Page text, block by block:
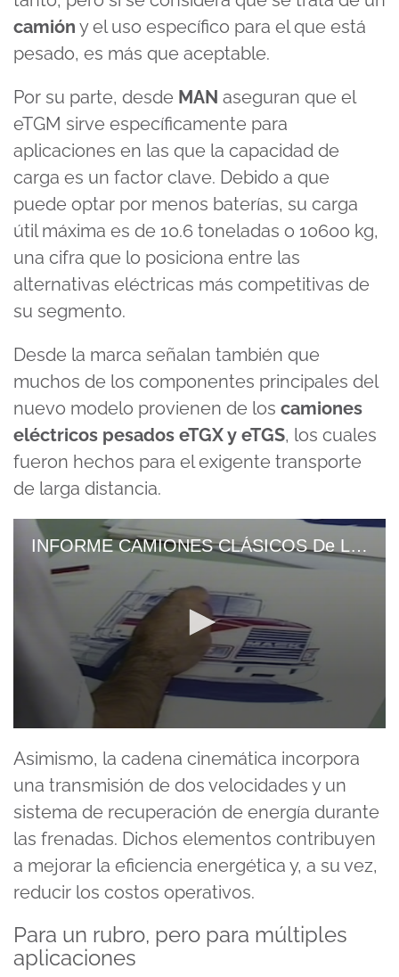
camión y el uso específico para el que está
pesado, es más que aceptable.
Por su parte, desde MAN aseguran que el
eTGM sirve específicamente para
aplicaciones en las que la capacidad de
carga es un factor clave. Debido a que
puede optar por menos baterías, su carga
útil máxima es de 10.6 toneladas o 10600 kg,
una cifra que lo posiciona entre las
alternativas eléctricas más competitivas de
su segmento.
Desde la marca señalan también que
muchos de los componentes principales del
nuevo modelo provienen de los camiones
eléctricos pesados eTGX y eTGS, los cuales
fueron hechos para el exigente transporte
de larga distancia.
INFORME CAMIONES CLÁSICOS De Los 80 De ESTADOS UNIDOS
seconds
of
minutes,
9
seconds
Asimismo, la cadena cinemática incorpora
una transmisión de dos velocidades y un
sistema de recuperación de energía durante
las frenadas. Dichos elementos contribuyen
a mejorar la eficiencia energética y, a su vez,
reducir los costos operativos.
Para un rubro, pero para múltiples
aplicaciones